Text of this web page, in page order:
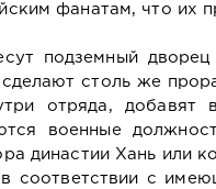
фанатам, что их
подземный
столь же
отряда,
военные
династии Хань или
соответствии с